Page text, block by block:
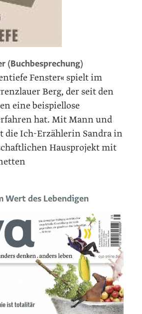
(Buchbesprechung)
Fenster« spielt im
Berg, der seit den
eine beispiellose
hat. Mit Mann und
die Ich-Erzählerin Sandra in
Hausprojekt mit
Wert des Lebendigen